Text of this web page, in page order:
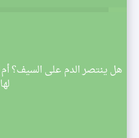
هل ينتصر الدم على السيف؟ أم